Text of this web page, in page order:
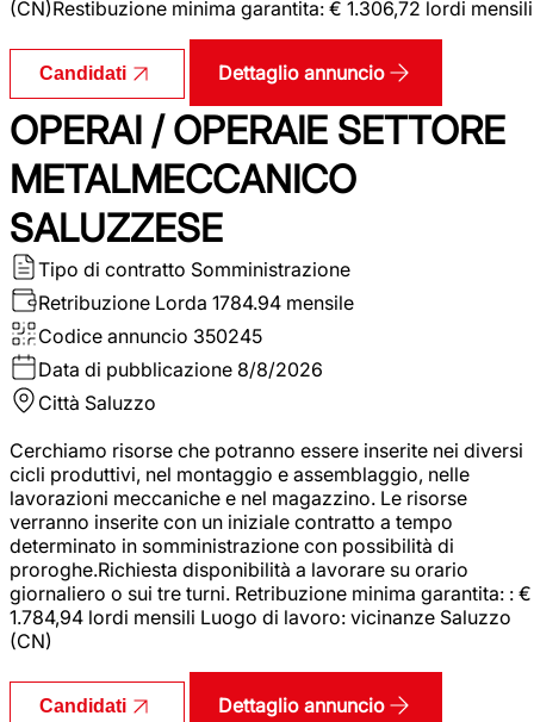
(CN)Restibuzione minima garantita: € 1.306,72 lordi mensili
Candidati Dettaglio annuncio
OPERAI / OPERAIE SETTORE
METALMECCANICO
SALUZZESE
Tipo di contratto Somministrazione
Retribuzione Lorda 1784.94 mensile
Codice annuncio 350245
Data di pubblicazione 8/8/2026
Città Saluzzo
Cerchiamo risorse che potranno essere inserite nei diversi
cicli produttivi, nel montaggio e assemblaggio, nelle
lavorazioni meccaniche e nel magazzino. Le risorse
verranno inserite con un iniziale contratto a tempo
determinato in somministrazione con possibilità di
proroghe.Richiesta disponibilità a lavorare su orario
giornaliero o sui tre turni. Retribuzione minima garantita: : €
1.784,94 lordi mensili Luogo di lavoro: vicinanze Saluzzo
(CN)
Candidati Dettaglio annuncio